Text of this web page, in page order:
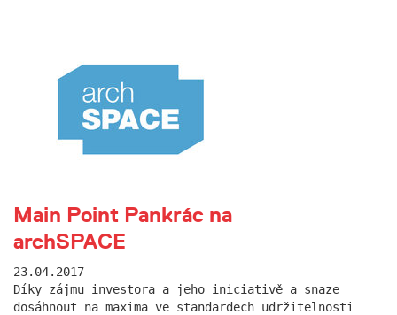
Main Point Pankrác na
archSPACE
23.04.2017
Díky zájmu investora a jeho iniciativě a snaze
dosáhnout na maxima ve standardech udržitelnosti